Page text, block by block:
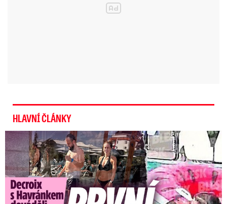
HLAVNÍ ČLÁNKY
Exministryně s Havránkem dováděli v Polsku: První slova!